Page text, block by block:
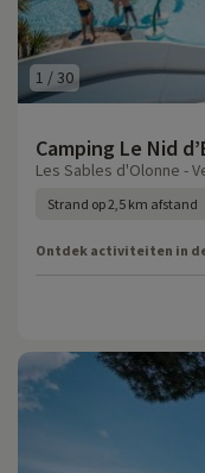
1 /30
Camping Le Nid
Les Sables d'Olonne -
Strand op 2,5 km afstand
Ontdek activiteiten in